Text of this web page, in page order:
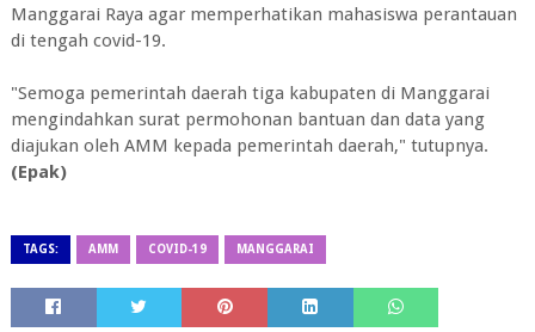
Manggarai Raya agar memperhatikan mahasiswa perantauan
di tengah covid-19.
"Semoga pemerintah daerah tiga kabupaten di Manggarai
mengindahkan surat permohonan bantuan dan data yang
diajukan oleh AMM kepada pemerintah daerah," tutupnya.
(Epak)
TAGS: AMM COVID-19 MANGGARAI